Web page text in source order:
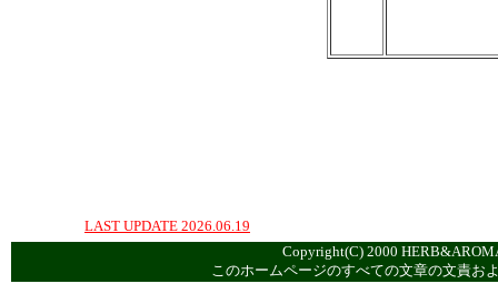
LAST UPDATE 2026.06.19
Copyright(C) 2000
このホームページのすべての文章の文責お